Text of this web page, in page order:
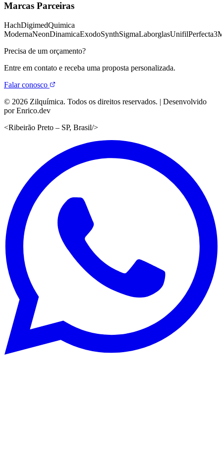
Marcas Parceiras
HachDigimedQuimica
ModernaNeonDinamicaExodoSynthSigmaLaborglasUnifilPerfecta
Precisa de um orçamento?
Entre em contato e receba uma proposta personalizada.
Falar conosco
© 2026 Zilquímica. Todos os direitos reservados. | Desenvolvido
por Enrico.dev
<Ribeirão Preto – SP, Brasil/>